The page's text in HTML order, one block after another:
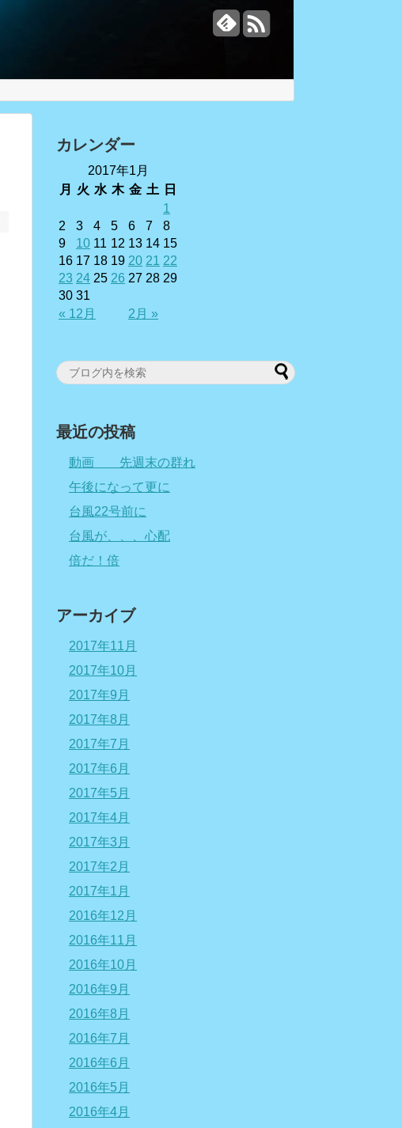
カレンダー
2017年1月
月
火 水 木 金 土 日
« 12月 2月 »
1
2
3 4 5 6 7
8
9
10 11 12 13 14 15
16 17 18 19 20 21 22
23 24 25 26 27 28 29
30 31
最近の投稿
動画 先週末の群れ
午後になって更に
台風22号前に
台風が、、、心配
倍だ！倍
アーカイブ
2017年11月
2017年10月
2017年9月
2017年8月
2017年7月
2017年6月
2017年5月
2017年4月
2017年3月
2017年2月
2017年1月
2016年12月
2016年11月
2016年10月
2016年9月
2016年8月
2016年7月
2016年6月
2016年5月
2016年4月